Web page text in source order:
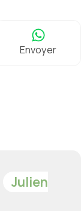
Envoyer
Julien